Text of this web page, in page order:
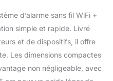
intuitif et
sont
en Français
FONCTIONS :
anti-
; avec
d’alarme sans fil WiFi +
simple et rapide. Livré
et de dispositifs, il offre
Les dimensions compactes
non négligeable, avec